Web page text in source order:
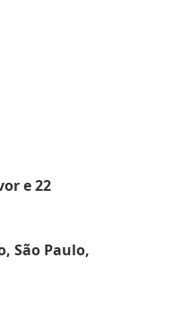
e 22
São Paulo,